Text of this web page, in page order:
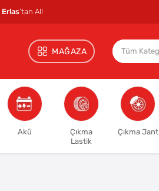
Erlas’tan Al!
MAĞAZA
Akü
Çıkma
Lastik
Çıkma Jant